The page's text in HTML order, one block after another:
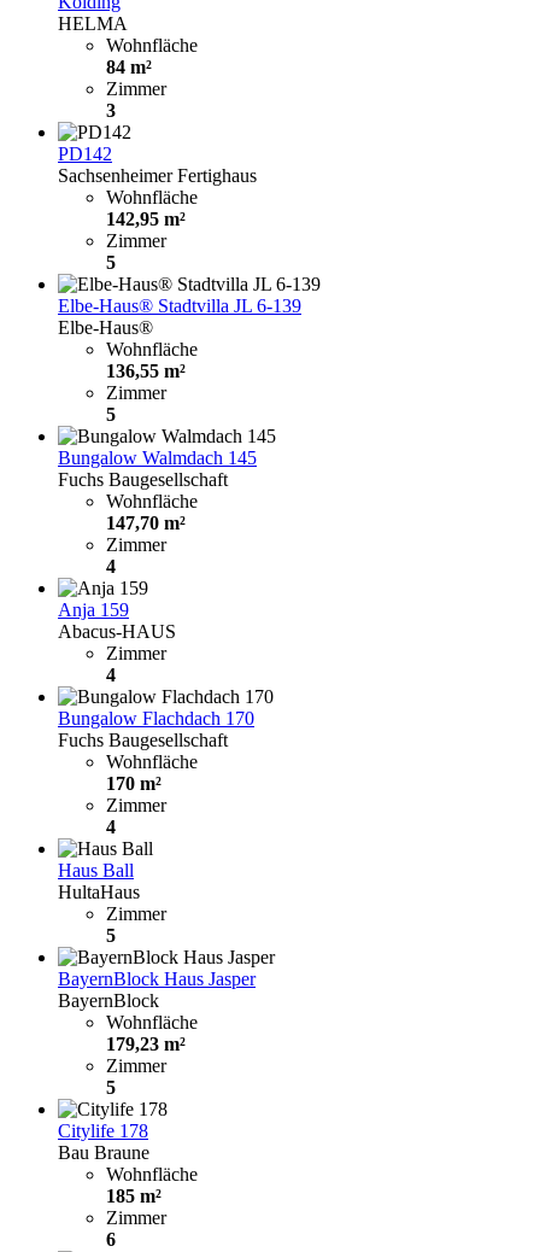
HELMA
Wohnfläche
84 m²
Zimmer
3
PD142
Sachsenheimer Fertighaus
Wohnfläche
142,95 m²
Zimmer
5
Elbe-Haus® Stadtvilla JL 6-139
Elbe-Haus®
Wohnfläche
136,55 m²
Zimmer
5
Bungalow Walmdach 145
Fuchs Baugesellschaft
Wohnfläche
147,70 m²
Zimmer
4
Anja 159
Abacus-HAUS
Zimmer
4
Bungalow Flachdach 170
Fuchs Baugesellschaft
Wohnfläche
170 m²
Zimmer
4
Haus Ball
HultaHaus
Zimmer
5
BayernBlock Haus Jasper
BayernBlock
Wohnfläche
179,23 m²
Zimmer
5
Citylife 178
Bau Braune
Wohnfläche
185 m²
Zimmer
6